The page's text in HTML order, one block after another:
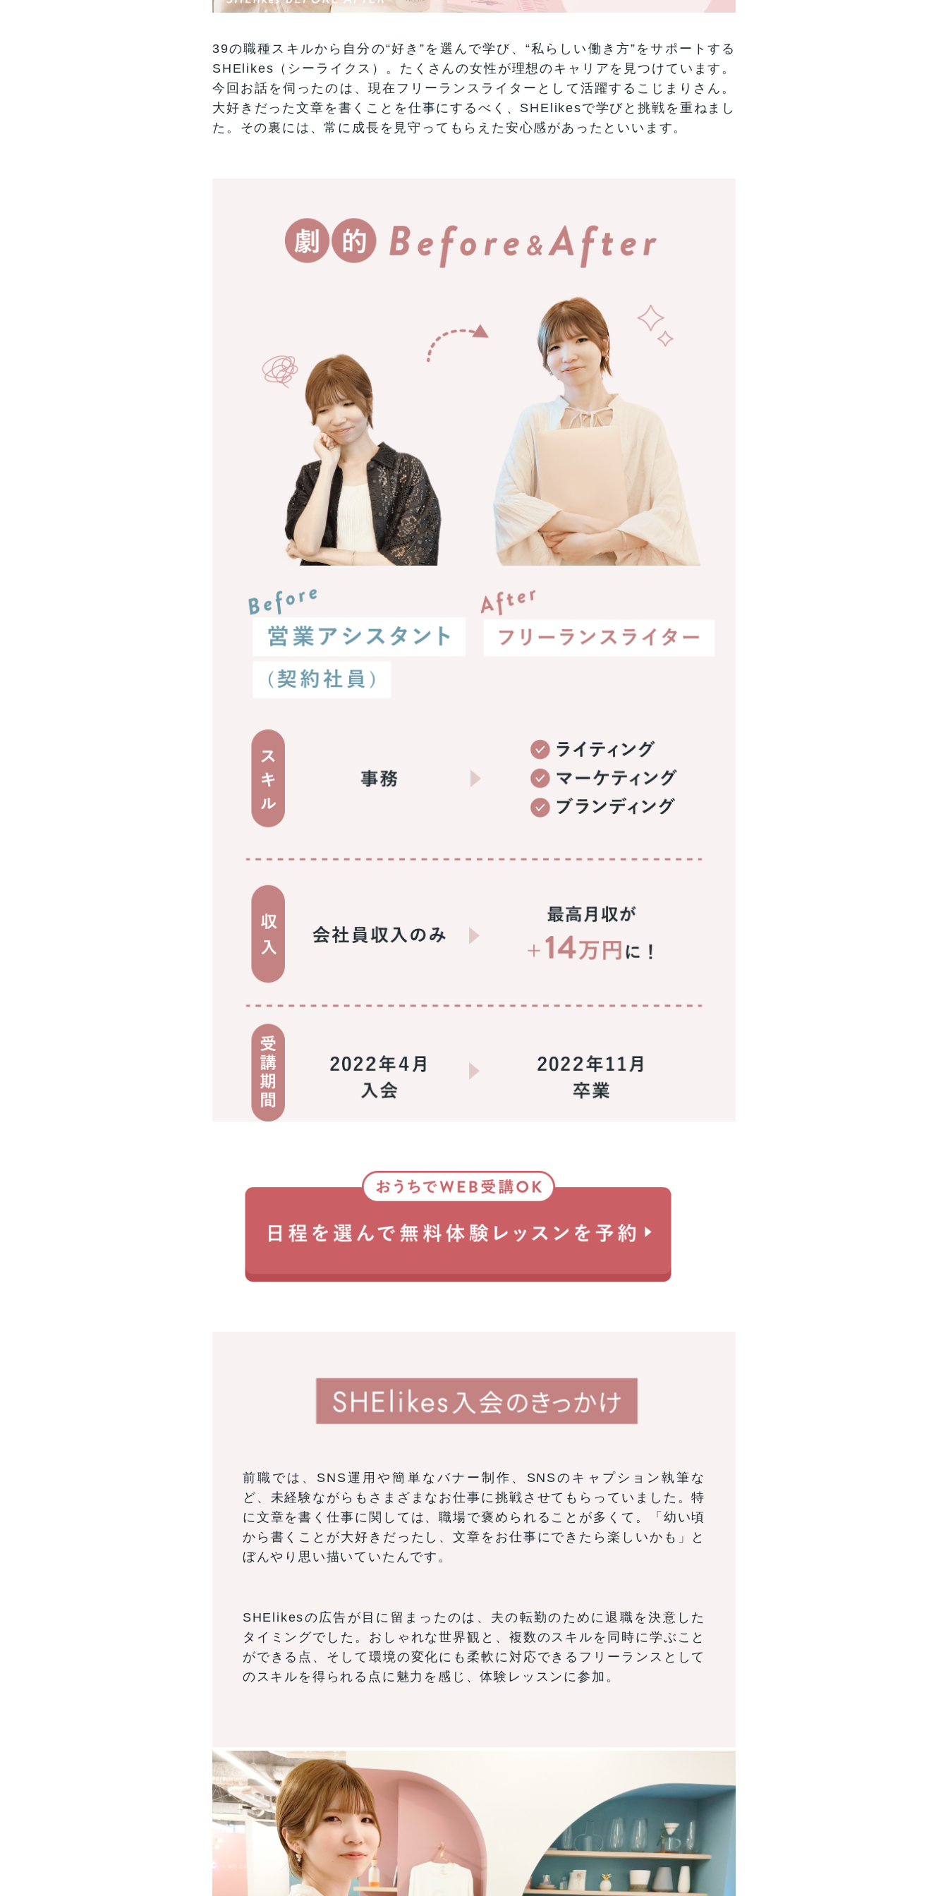
39の職種スキルから自分の“好き”を選んで学び、“私らしい働き方”をサポートする
SHElikes（シーライクス）。たくさんの女性が理想のキャリアを見つけています。
今回お話を伺ったのは、現在フリーランスライターとして活躍するこじまりさん。
大好きだった文章を書くことを仕事にするべく、SHElikesで学びと挑戦を重ねまし
た。その裏には、常に成長を見守ってもらえた安心感があったといいます。
前職では、SNS運用や簡単なバナー制作、SNSのキャプション執筆な
ど、未経験ながらもさまざまなお仕事に挑戦させてもらっていました。特
に文章を書く仕事に関しては、職場で褒められることが多くて。「幼い頃
から書くことが大好きだったし、文章をお仕事にできたら楽しいかも」と
ぼんやり思い描いていたんです。
SHElikesの広告が目に留まったのは、夫の転勤のために退職を決意した
タイミングでした。おしゃれな世界観と、複数のスキルを同時に学ぶこと
ができる点、そして環境の変化にも柔軟に対応できるフリーランスとして
のスキルを得られる点に魅力を感じ、体験レッスンに参加。